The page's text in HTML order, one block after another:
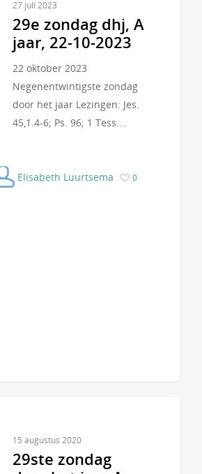
27 juli 2023
29e zondag dhj, A
jaar, 22-10-2023
22 oktober 2023
Negenentwintigste zondag
door het jaar Lezingen: Jes.
45,1.4-6; Ps. 96; 1 Tess.…
Elisabeth Luurtsema 0
15 augustus 2020
29ste zondag